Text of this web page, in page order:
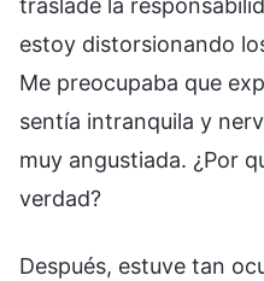
estoy distorsionando
Me preocupaba que
sentía intranquila y
muy angustiada. ¿Por
verdad?
Después, estuve tan